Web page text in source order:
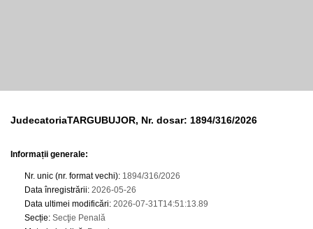
JudecatoriaTARGUBUJOR, Nr. dosar: 1894/316/2026
Informații generale:
Nr. unic (nr. format vechi): 1894/316/2026
Data înregistrării: 2026-05-26
Data ultimei modificări: 2026-07-31T14:51:13.89
Secție: Secţie Penală